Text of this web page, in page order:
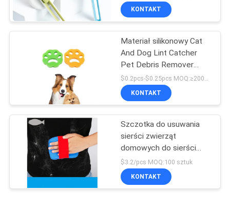
Torba do
przenoszenia
zwierząt
Zabawki do żucia
dla zwierząt
domowych
KONTAKT
Materiał silikonowy Cat
And Dog Lint Catcher
Pet Debris Remover
Typy pralek
$0.2pcs-$0.25pcs MOQ:≥200pcs
KONTAKT
Szczotka do usuwania
sierści zwierząt
domowych do sierści
kota sierść psa
10x12x1cm rozmiar M
$3.2/pcs MOQ:100 sztuk
KONTAKT